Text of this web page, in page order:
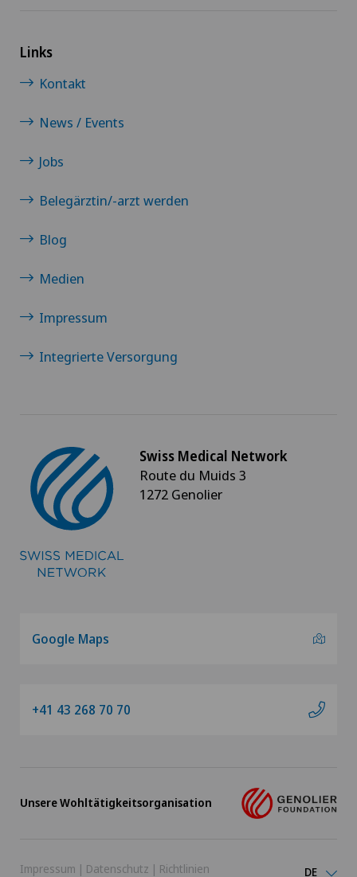
Links
Kontakt
News / Events
Jobs
Belegärztin/-arzt werden
Blog
Medien
Impressum
Integrierte Versorgung
Swiss Medical Network
Route du Muids 3
1272 Genolier
Google Maps
+41 43 268 70 70
Unsere Wohltätigkeitsorganisation
Impressum | Datenschutz | Richtlinien DE